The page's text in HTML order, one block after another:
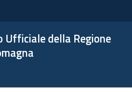
Ufficiale della Regione